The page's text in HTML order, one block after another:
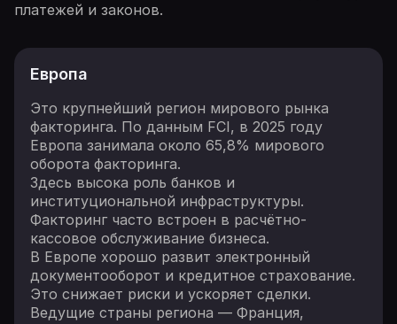
платежей и законов.
Европа
Это крупнейший регион мирового рынка
факторинга. По данным FCI, в 2025 году
Европа занимала около 65,8% мирового
оборота факторинга.
Здесь высока роль банков и
институциональной инфраструктуры.
Факторинг часто встроен в расчётно-
кассовое обслуживание бизнеса.
В Европе хорошо развит электронный
документооборот и кредитное страхование.
Это снижает риски и ускоряет сделки.
Ведущие страны региона — Франция,